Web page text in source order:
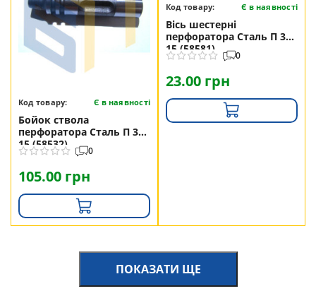
Код товару: Є в наявності
Бойок ствола
перфоратора Сталь П 32-
15 (58532)
0
105.00 грн
Код товару: Є в наявності
Вісь шестерні
перфоратора Сталь П 32-
15 (58581)
0
23.00 грн
ПОКАЗАТИ ЩЕ